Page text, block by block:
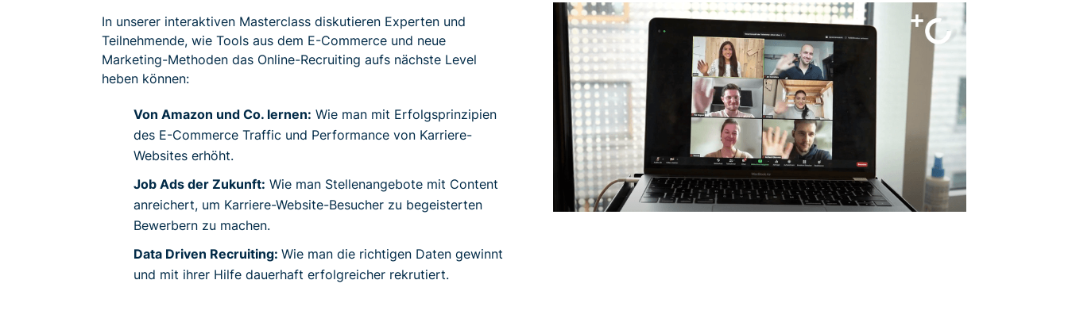
In unserer interaktiven Masterclass diskutieren Experten und
Teilnehmende, wie Tools aus dem E-Commerce und neue
Marketing-Methoden das Online-Recruiting aufs nächste Level
heben können:
Von Amazon und Co. lernen: Wie man mit Erfolgsprinzipien
des E-Commerce Traffic und Performance von Karriere-
Websites erhöht.
Job Ads der Zukunft: Wie man Stellenangebote mit Content
anreichert, um Karriere-Website-Besucher zu begeisterten
Bewerbern zu machen.
Data Driven Recruiting: Wie man die richtigen Daten gewinnt
und mit ihrer Hilfe dauerhaft erfolgreicher rekrutiert.